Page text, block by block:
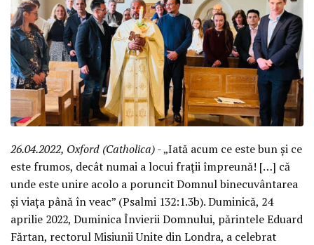
26.04.2022, Oxford (Catholica)- „Iată acum ce este bun și ce
este frumos, decât numai a locui frații împreună! […] că
unde este unire acolo a poruncit Domnul binecuvântarea
și viața până în veac” (Psalmi 132:1.3b). Duminică, 24
aprilie 2022, Duminica Învierii Domnului, părintele Eduard
Fărtan, rectorul Misiunii Unite din Londra, a celebrat